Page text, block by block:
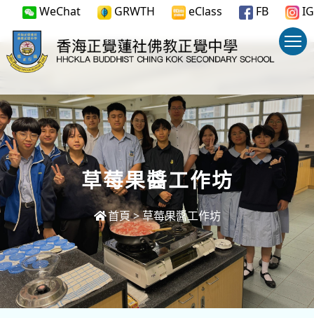
WeChat GRWTH eClass FB IG
草莓果醬工作坊
首頁>草莓果醬工作坊